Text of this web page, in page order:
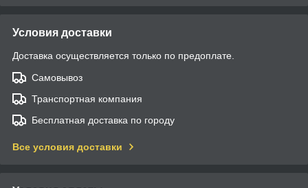
Условия доставки
Доставка осуществляется только по предоплате.
Самовывоз
Транспортная компания
Бесплатная доставка по городу
Все условия доставки